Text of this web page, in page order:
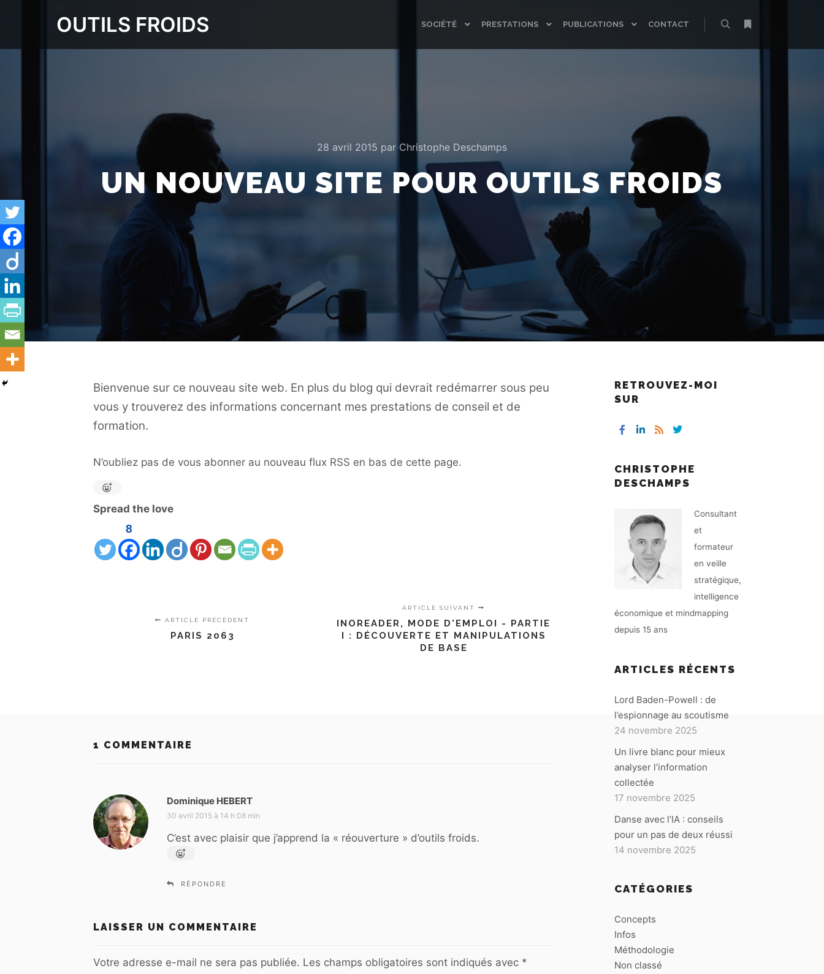
OUTILS FROIDS SOCIÉTÉ PRESTATIONS PUBLICATIONS
CONTACT
28 avril 2015 par Christophe Deschamps
UN NOUVEAU SITE POUR OUTILS FROIDS
Bienvenue sur ce nouveau site web. En plus du blog qui devrait redémarrer sous peu
vous y trouverez des informations concernant mes prestations de conseil et de
formation.
N’oubliez pas de vous abonner au nouveau flux RSS en bas de cette page.
Spread the love
8
ARTICLE PRÉCÉDENT
PARIS 2063
ARTICLE SUIVANT
INOREADER, MODE D'EMPLOI - PARTIE
I : DÉCOUVERTE ET MANIPULATIONS
DE BASE
1 COMMENTAIRE
Dominique HEBERT
i
30 avril 2015 à 14 h 08 min
C’est avec plaisir que j’apprend la « réouverture » d’outils froids.
RÉPONDRE
LAISSER UN COMMENTAIRE
Votre adresse e-mail ne sera pas publiée. Les champs obligatoires sont indiqués avec *
RETROUVEZ-MOI
SUR
CHRISTOPHE
DESCHAMPS
Consultant
et
formateur
en veille
stratégique,
intelligence
économique et mindmapping
depuis 15 ans
ARTICLES RÉCENTS
Lord Baden-Powell : de
l’espionnage au scoutisme
24 novembre 2025
Un livre blanc pour mieux
analyser l’information
collectée
17 novembre 2025
Danse avec l’IA : conseils
pour un pas de deux réussi
14 novembre 2025
CATÉGORIES
Concepts
Infos
Méthodologie
Non classé